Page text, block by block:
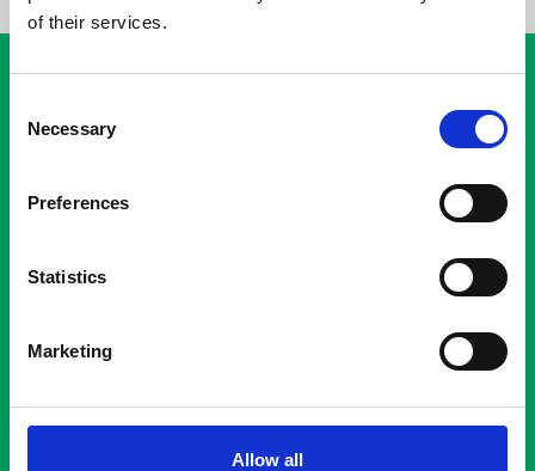
of their services.
Selection
Necessary
Preferences
Statistics
Marketing
Allow all
Δείτε ακόμη